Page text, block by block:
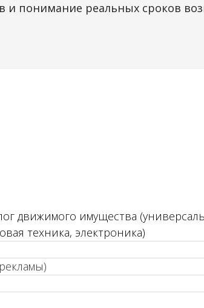
и понимание реальных сроков
движимого имущества
техника, электроника)